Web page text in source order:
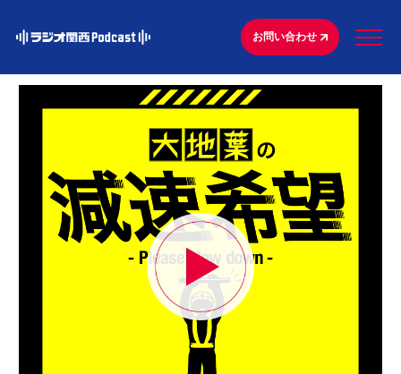
お問い合わせ